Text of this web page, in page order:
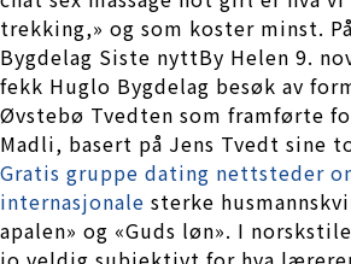
trekking,» og som koster minst.
Bygdelag Siste nyttBy Helen 9.
fekk Huglo Bygdelag besøk av
Øvstebø Tvedten som framførte
Madli, basert på Jens Tvedt sine
Gratis gruppe dating nettsteder
internasjonale sterke
apalen» og «Guds løn». I